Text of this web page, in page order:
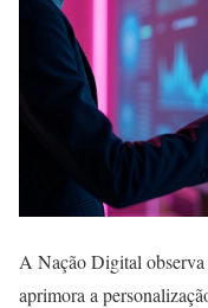
A Nação Digital
aprimora a